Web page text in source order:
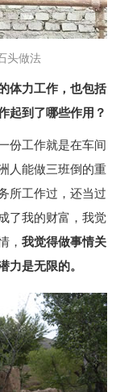
头做法
体力工作，也包括
起到了哪些作用？
份工作就是在车间
人能做三班倒的重
所工作过，还当过
了我的财富，我觉
，我觉得做事情关
力是无限的。